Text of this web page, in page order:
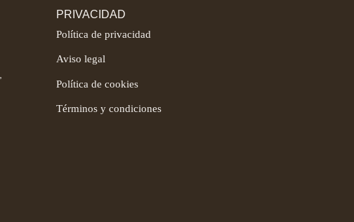
PRIVACIDAD
Política de privacidad
Aviso legal
Política de cookies
Términos y condiciones